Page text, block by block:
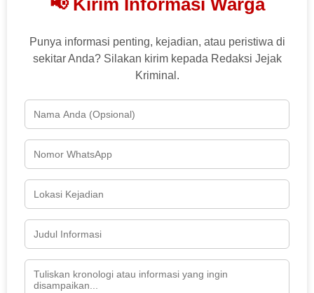
📢 Kirim Informasi Warga
Punya informasi penting, kejadian, atau peristiwa di
sekitar Anda? Silakan kirim kepada Redaksi Jejak
Kriminal.